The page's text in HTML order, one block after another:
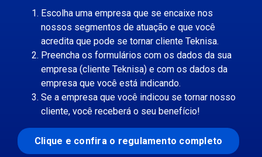
Escolha uma empresa que se encaixe nos
nossos segmentos de atuação e que você
acredita que pode se tornar cliente Teknisa.
Preencha os formulários com os dados da sua
empresa (cliente Teknisa) e com os dados da
empresa que você está indicando.
Se a empresa que você indicou se tornar nosso
cliente, você receberá o seu benefício!
Clique e confira o regulamento completo